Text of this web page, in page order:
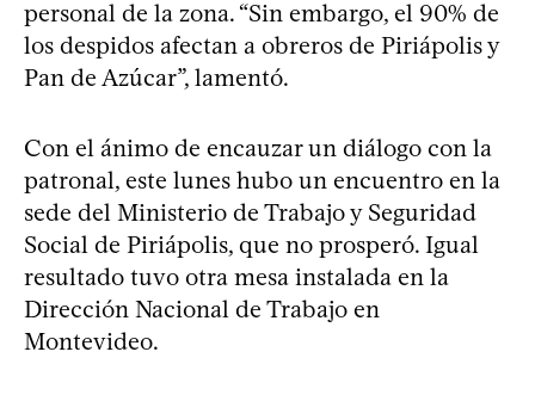
personal de la zona. “Sin embargo, el 90% de
los despidos afectan a obreros de Piriápolis y
Pan de Azúcar”, lamentó.
Con el ánimo de encauzar un diálogo con la
patronal, este lunes hubo un encuentro en la
sede del Ministerio de Trabajo y Seguridad
Social de Piriápolis, que no prosperó. Igual
resultado tuvo otra mesa instalada en la
Dirección Nacional de Trabajo en
Montevideo.